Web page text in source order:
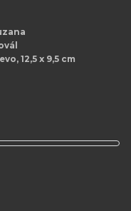
12,5 x 9,5 cm